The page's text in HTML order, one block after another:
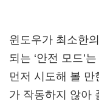
윈도우가 최소한
되는 ‘안전 모드’
먼저 시도해 볼
가 작동하지 않아